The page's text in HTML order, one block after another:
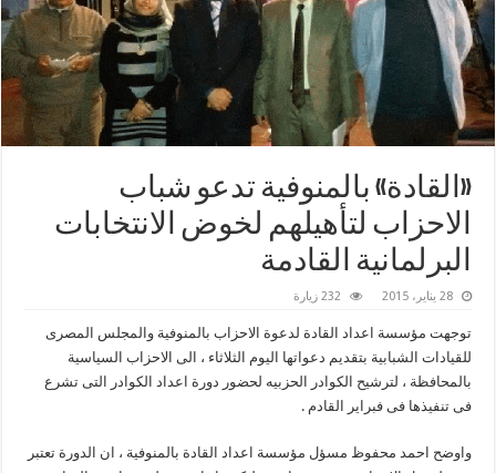
«القادة» بالمنوفية تدعو شباب
الاحزاب لتأهيلهم لخوض الانتخابات
البرلمانية القادمة
28 يناير، 2015 232 زيارة
توجهت مؤسسة اعداد القادة لدعوة الاحزاب بالمنوفية والمجلس المصرى
للقيادات الشبابية بتقديم دعواتها اليوم الثلاثاء ، الى الاحزاب السياسية
بالمحافظة ، لترشيح الكوادر الحزبيه لحضور دورة اعداد الكوادر التى تشرع
فى تنفيذها فى فبراير القادم .
واوضح احمد محفوظ مسؤل مؤسسة اعداد القادة بالمنوفية ، ان الدورة تعتبر